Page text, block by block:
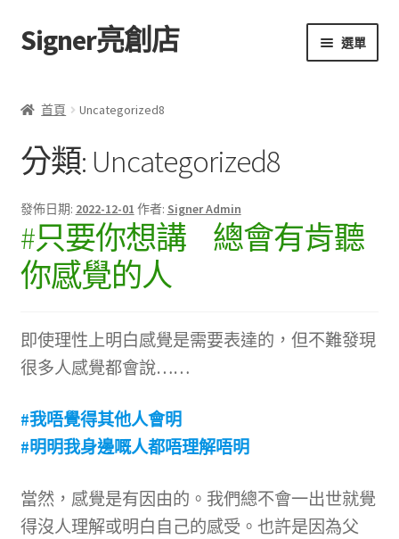
跳
至
覽
跳
至
要
容
Signer亮創店 選單
學校選書（小學）
學校選書（中學）
「此時此地 看見亮光」2025特展
無紙書
文創
海外訂購書籍
首頁 Uncategorized8
分類: Uncategorized8
發佈日期: 2022-12-01 作者: Signer Admin
#只要你想講 總會有肯聽
你感覺的人
即使理性上明白感覺是需要表達的，但不難發現
很多人感覺都會說……
#我唔覺得其他人會明
#明明我身邊嘅人都唔理解唔明
當然，感覺是有因由的。我們總不會一出世就覺
得沒人理解或明白自己的感受。也許是因為父